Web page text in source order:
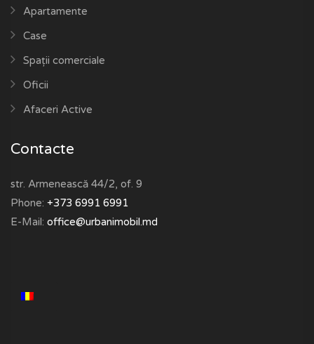
Apartamente
Case
Spații comerciale
Oficii
Afaceri Active
Contacte
str. Armenească 44/2, of. 9
Phone: +373 6991 6991
E-Mail: office@urbanimobil.md